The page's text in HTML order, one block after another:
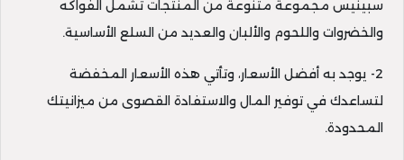
سبينيس مجموعة متنوعة من المنتجات تشمل الفواكه
والخضروات واللحوم والألبان والعديد من السلع الأساسية.
2- يوجد به أفضل الأسعار، وتأتي هذه الأسعار المخفضة
لتساعدك في توفير المال والاستفادة القصوى من ميزانيتك
المحدودة.